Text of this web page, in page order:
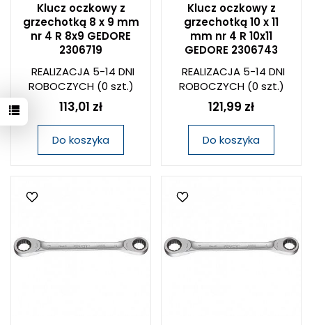
Klucz oczkowy z
grzechotką 8 x 9 mm
nr 4 R 8x9 GEDORE
2306719
REALIZACJA 5-14 DNI
ROBOCZYCH(0 szt.)
113,01 zł
Do koszyka
Klucz oczkowy z
grzechotką 10 x 11
mm nr 4 R 10x11
GEDORE 2306743
REALIZACJA 5-14 DNI
ROBOCZYCH(0 szt.)
121,99 zł
Do koszyka